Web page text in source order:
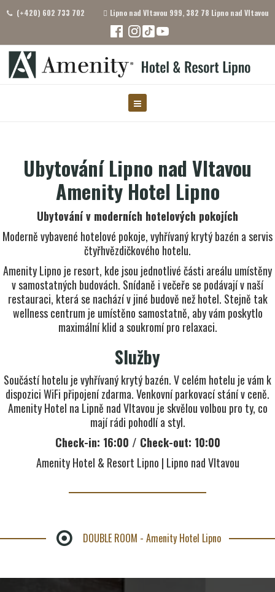
(+420) 602 733 702 Lipno nad Vltavou 999, 382 78 Lipno nad Vltavou
Ubytování Lipno nad Vltavou
Amenity Hotel Lipno
Ubytování v moderních hotelových pokojích
Moderně vybavené hotelové pokoje, vyhřívaný krytý bazén a servis
čtyřhvězdičkového hotelu.
Amenity Lipno je resort, kde jsou jednotlivé části areálu umístěny
v samostatných budovách. Snídaně i večeře se podávají v naší
restauraci, která se nachází v jiné budově než hotel. Stejně tak
wellness centrum je umístěno samostatně, aby vám poskytlo
maximální klid a soukromí pro relaxaci.
Služby
Součástí hotelu je vyhřívaný krytý bazén. V celém hotelu je vám k
dispozici WiFi připojení zdarma. Venkovní parkovací stání v ceně.
Amenity Hotel na Lipně nad Vltavou je skvělou volbou pro ty, co
mají rádi pohodlí a styl.
Check-in: 16:00 / Check-out: 10:00
Amenity Hotel & Resort Lipno | Lipno nad Vltavou
DOUBLE ROOM - Amenity Hotel Lipno